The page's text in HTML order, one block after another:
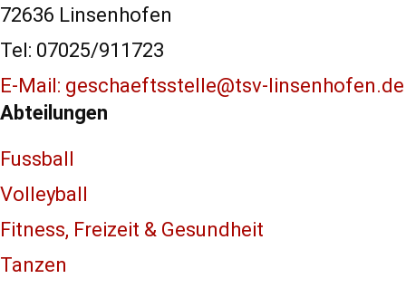
72636 Linsenhofen
Tel: 07025/911723
E-Mail: geschaeftsstelle@tsv-linsenhofen.de
Abteilungen
Fussball
Volleyball
Fitness, Freizeit & Gesundheit
Tanzen